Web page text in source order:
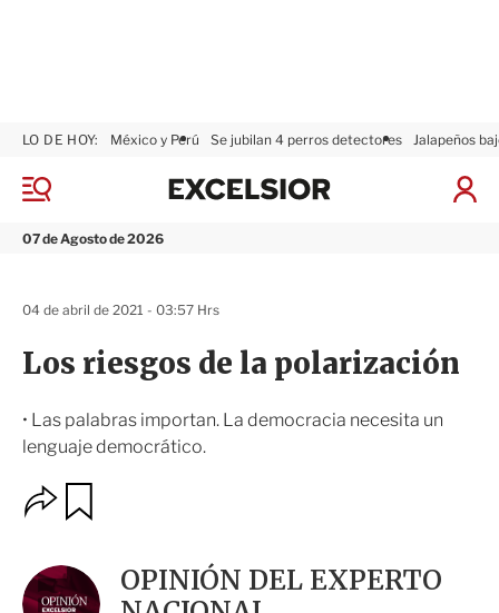
M
n
07 de Agosto de 2026
LO DE HOY: México y Perú Se jubilan 4 perros detectores Jalapeños
I
x
Los riesgos de la polarización
• Las palabras importan. La democracia necesita un
lenguaje democrático.
04 de abril de 2021 - 03:57 Hrs
O
p
o
n
a
OPINIÓN DEL EXPERTO